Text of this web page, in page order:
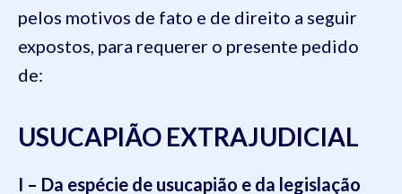
pelos motivos de fato e de direito a seguir
expostos, para requerer o presente pedido
de:
USUCAPIÃO EXTRAJUDICIAL
I – Da espécie de usucapião e da legislação